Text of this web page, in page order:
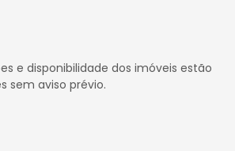
e disponibilidade dos imóveis estão
sem aviso prévio.